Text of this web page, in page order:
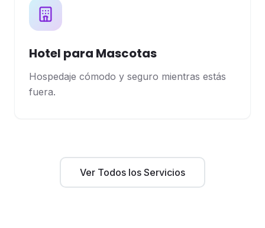
Hotel para Mascotas
Hospedaje cómodo y seguro mientras estás
fuera.
Ver Todos los Servicios